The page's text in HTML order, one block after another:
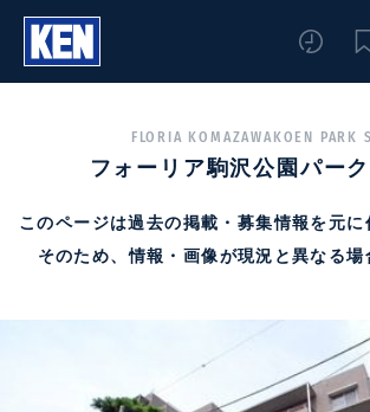
FLORIA KOMAZAWAKOEN PARK
フォーリア駒沢公園パー
このページは過去の掲載・募集情報を元に
そのため、情報・画像が現況と異なる場